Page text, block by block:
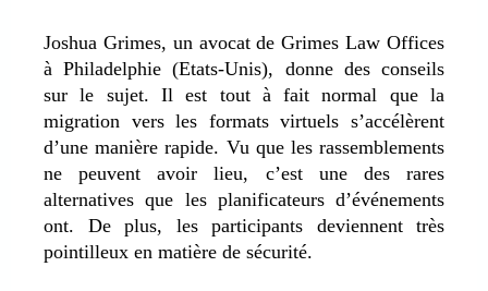
Joshua Grimes, un avocat de Grimes Law Offices
à Philadelphie (Etats-Unis), donne des conseils
sur le sujet. Il est tout à fait normal que la
migration vers les formats virtuels s’accélèrent
d’une manière rapide. Vu que les rassemblements
ne peuvent avoir lieu, c’est une des rares
alternatives que les planificateurs d’événements
ont. De plus, les participants deviennent très
pointilleux en matière de sécurité.